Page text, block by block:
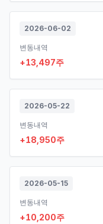
2026-06-02
변동내역
+13,497주
2026-05-22
변동내역
+18,950주
2026-05-15
변동내역
+10,200주